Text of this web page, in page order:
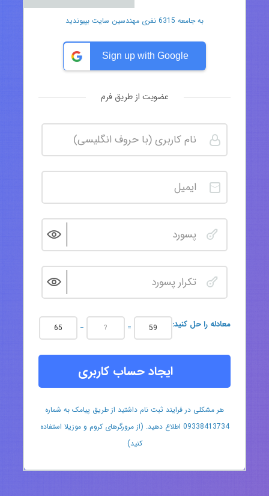
به جامعه 6315 نفری مهندسین سایت بپیوندید
Sign up with Google
عضویت از طریق فرم
:معادله را حل کنید − =
ایجاد حساب کاربری
هر مشکلی در فرایند ثبت نام داشتید از طریق پیامک به شماره
09338413734 اطلاع دهید. (از مرورگرهای کروم و موزیلا استفاده
کنید)